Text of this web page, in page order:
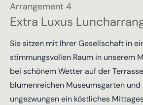
Arrangement 4
Extra Luxus
Sie sitzen mit Ihrer Gesellschaft in
stimmungsvollen Raum in unserem
bei schönem Wetter auf der
blumenreichen Museumsgarten und
ungezwungen ein köstliches